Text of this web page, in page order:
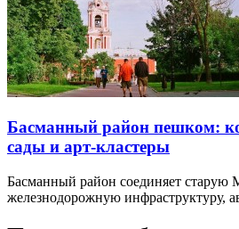
Басманный район пешком:
сады и арт-кластеры
Басманный район соединяет старую
железнодорожную инфраструктуру,